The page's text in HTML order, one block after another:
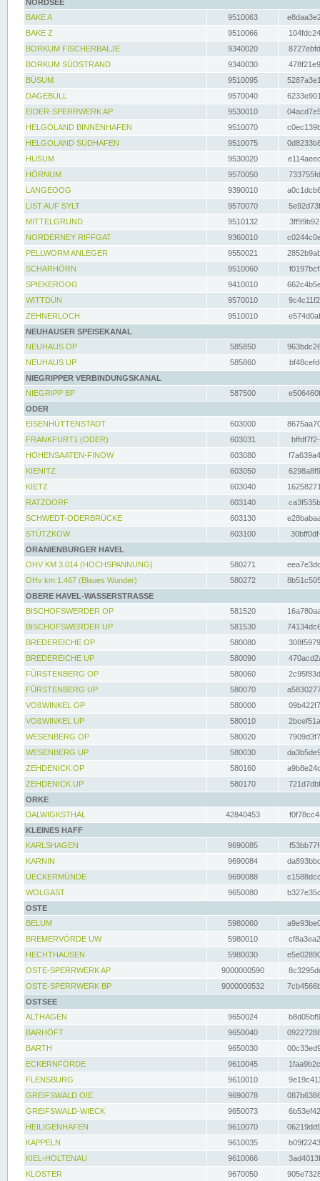
NORDSEE
BAKE A
9510063
BAKE Z
9510066
BORKUM FISCHERBALJE
9340020
BORKUM SÜDSTRAND
9340030
BÜSUM
9510095
DAGEBÜLL
9570040
EIDER-SPERRWERK AP
9530010
HELGOLAND BINNENHAFEN
9510070
HELGOLAND SÜDHAFEN
9510075
HUSUM
9530020
HÖRNUM
9570050
LANGEOOG
9390010
LIST AUF SYLT
9570070
MITTELGRUND
9510132
NORDERNEY RIFFGAT
9360010
PELLWORM ANLEGER
9550021
SCHARHÖRN
9510060
SPIEKEROOG
9410010
WITTDÜN
9570010
ZEHNERLOCH
9510010
NEUHAUSER SPEISEKANAL
NEUHAUS OP
585850
NEUHAUS UP
585860
NIEGRIPPER VERBINDUNGSKANAL
NIEGRIPP BP
587500
ODER
EISENHÜTTENSTADT
603000
FRANKFURT1 (ODER)
603031
HOHENSAATEN-FINOW
603080
KIENITZ
603050
KIETZ
603040
RATZDORF
603140
SCHWEDT-ODERBRÜCKE
603130
STÜTZKOW
603100
ORANIENBURGER HAVEL
OHV KM 3.014 (HOCHSPANNUNG)
580271
OHv km 1.467 (Blaues Wunder)
580272
OBERE HAVEL-WASSERSTRASSE
BISCHOFSWERDER OP
581520
BISCHOFSWERDER UP
581530
BREDEREICHE OP
580080
BREDEREICHE UP
580090
FÜRSTENBERG OP
580060
FÜRSTENBERG UP
580070
VOßWINKEL OP
580000
VOßWINKEL UP
580010
WESENBERG OP
580020
WESENBERG UP
580030
ZEHDENICK OP
580160
ZEHDENICK UP
580170
ORKE
DALWIGKSTHAL
42840453
KLEINES HAFF
KARLSHAGEN
9690085
KARNIN
9690084
UECKERMÜNDE
9690088
WOLGAST
9650080
OSTE
BELUM
5980060
BREMERVÖRDE UW
5980010
HECHTHAUSEN
5980030
OSTE-SPERRWERK AP
9000000590
OSTE-SPERRWERK BP
9000000532
OSTSEE
ALTHAGEN
9650024
BARHÖFT
9650040
BARTH
9650030
ECKERNFÖRDE
9610045
FLENSBURG
9610010
GREIFSWALD OIE
9690078
GREIFSWALD-WIECK
9650073
HEILIGENHAFEN
9610070
KAPPELN
9610035
KIEL-HOLTENAU
9610066
KLOSTER
9670050